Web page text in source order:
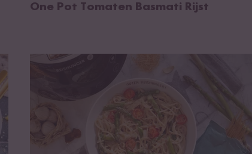
One Pot Tomaten Basmati Rijst